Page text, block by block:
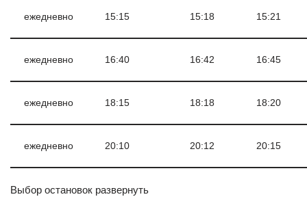
ежедневно 15:15 15:18 15:21
ежедневно 16:40 16:42 16:45
ежедневно 18:15 18:18 18:20
ежедневно 20:10 20:12 20:15
Выбор остановок развернуть